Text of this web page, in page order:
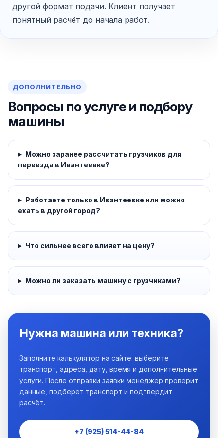
другой формат подачи. Клиент получает
понятный расчёт до начала работ.
ДОПОЛНИТЕЛЬНО
Вопросы по услуге и подбору
машины
Можно заранее рассчитать грузчиков для
переезда в Ивантеевке?
Работаете только в Ивантеевке или можно
ехать в другой город?
Что сильнее всего влияет на цену?
Можно ли заказать машину с грузчиками?
Нужна машина или техника?
Заполните калькулятор на сайте: выберите
транспорт, адреса, дату, время и дополнительные
услуги. После отправки заявки менеджер проверит
данные, подберёт транспорт и подтвердит
расчёт.
+7 (925) 514-44-84